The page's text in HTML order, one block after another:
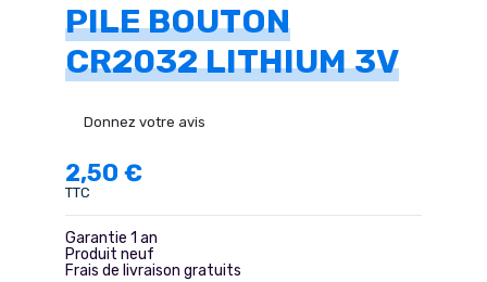
PILE BOUTON
CR2032 LITHIUM 3V
Donnez votre avis
2,50 €
TTC
Garantie 1 an
Produit neuf
Frais de livraison gratuits